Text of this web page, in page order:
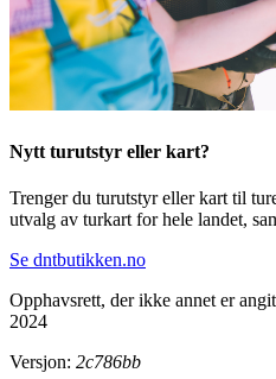
Nytt turutstyr eller kart?
Trenger du turutstyr eller kart til
utvalg av turkart for hele landet,
Se dntbutikken.no
Opphavsrett, der ikke annet er
2024
Versjon: 2c786bb